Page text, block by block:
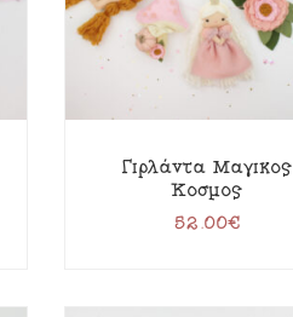
Γιρλάντα Μαγικός
Κόσμος
52.00€